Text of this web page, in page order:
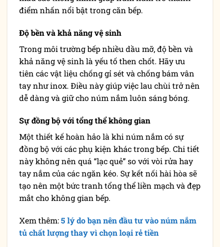
điểm nhấn nổi bật trong căn bếp.
Độ bền và khả năng vệ sinh
Trong môi trường bếp nhiều dầu mỡ, độ bền và
khả năng vệ sinh là yếu tố then chốt. Hãy ưu
tiên các vật liệu chống gỉ sét và chống bám vân
tay như inox. Điều này giúp việc lau chùi trở nên
dễ dàng và giữ cho núm nắm luôn sáng bóng.
Sự đồng bộ với tổng thể không gian
Một thiết kế hoàn hảo là khi núm nắm có sự
đồng bộ với các phụ kiện khác trong bếp. Chi tiết
này không nên quá “lạc quẻ” so với vòi rửa hay
tay nắm của các ngăn kéo. Sự kết nối hài hòa sẽ
tạo nên một bức tranh tổng thể liền mạch và đẹp
mắt cho không gian bếp.
Xem thêm:5 lý do bạn nên đầu tư vào núm nắm
tủ chất lượng thay vì chọn loại rẻ tiền